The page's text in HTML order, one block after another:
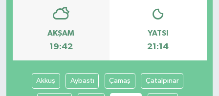
AKŞAM
19:42
YATSI
21:14
Akkuş Aybastı Çamaş Çatalpınar